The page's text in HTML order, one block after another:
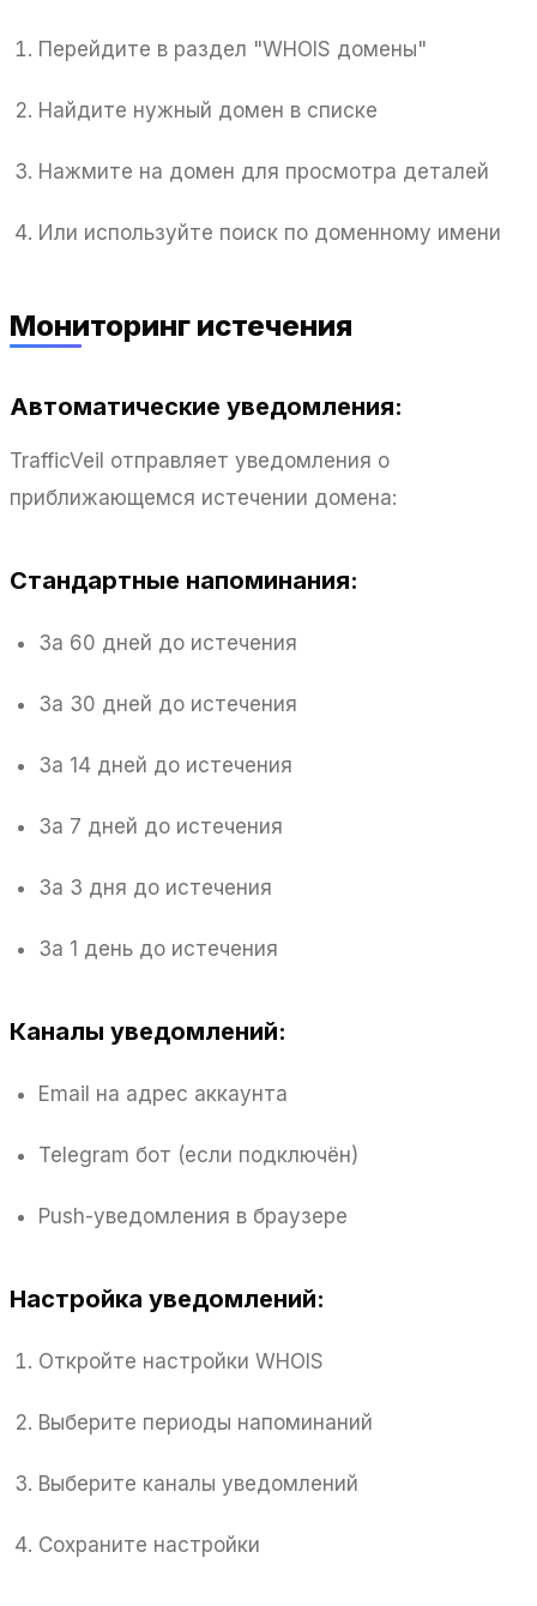
Перейдите в раздел "WHOIS домены"
Найдите нужный домен в списке
Нажмите на домен для просмотра деталей
Или используйте поиск по доменному имени
Мониторинг истечения
Автоматические уведомления:
TrafficVeil отправляет уведомления о
приближающемся истечении домена:
Стандартные напоминания:
За 60 дней до истечения
За 30 дней до истечения
За 14 дней до истечения
За 7 дней до истечения
За 3 дня до истечения
За 1 день до истечения
Каналы уведомлений:
Email на адрес аккаунта
Telegram бот (если подключён)
Push-уведомления в браузере
Настройка уведомлений:
Откройте настройки WHOIS
Выберите периоды напоминаний
Выберите каналы уведомлений
Сохраните настройки